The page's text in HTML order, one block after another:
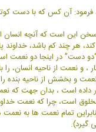
فرمود: آن كس كه با دست
اين است كه آنچه انسان
هر چند كم باشد، خداوند
دست” در اينجا دو نعمت
، و نعمت از ناحيه انسان، را
و بخشش از ناحيه بنده را
داده است ، بدان جهت كه
است، چرا كه نعمت
تمام نعمت ها به نعمت
گيرد).